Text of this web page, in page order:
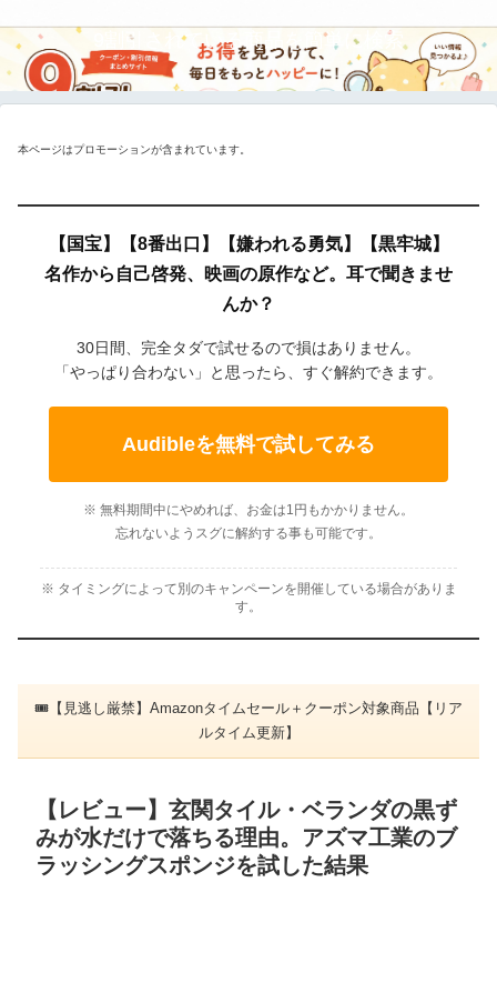
9割引されている商品を簡単に検索
本ページはプロモーションが含まれています。
【国宝】【8番出口】【嫌われる勇気】【黒牢城】
名作から自己啓発、映画の原作など。耳で聞きませ
んか？
30日間、完全タダで試せるので損はありません。
「やっぱり合わない」と思ったら、すぐ解約できます。
Audibleを無料で試してみる
※ 無料期間中にやめれば、お金は1円もかかりません。
忘れないようスグに解約する事も可能です。
※ タイミングによって別のキャンペーンを開催している場合がありま
す。
🎟【見逃し厳禁】Amazonタイムセール＋クーポン対象商品【リア
ルタイム更新】
【レビュー】玄関タイル・ベランダの黒ず
みが水だけで落ちる理由。アズマ工業のブ
ラッシングスポンジを試した結果